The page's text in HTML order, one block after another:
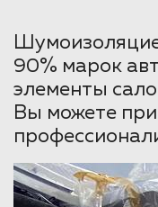
90% марок
элементы
Вы можете